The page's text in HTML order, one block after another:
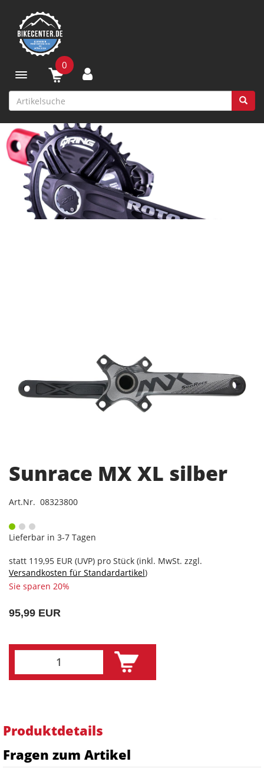
Toggle navigation
0
Sunrace MX XL silber
Art.Nr. 08323800
Lieferbar in 3-7 Tagen
statt 119,95 EUR (UVP) pro Stück (inkl. MwSt. zzgl.
Versandkosten für Standardartikel)
Sie sparen 20%
95,99 EUR
Produktdetails
Fragen zum Artikel